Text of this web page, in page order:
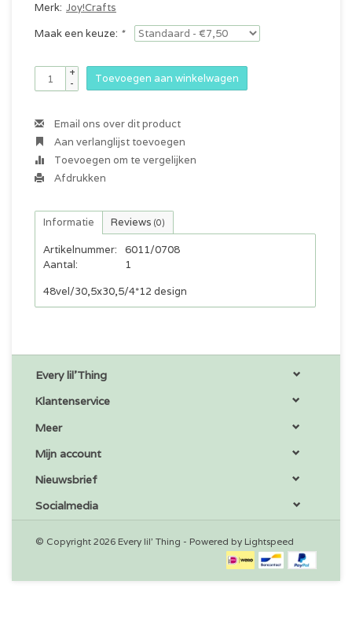
Merk: Joy!Crafts
Maak een keuze: *
+
-
Toevoegen aan winkelwagen
Email ons over dit product
Aan verlanglijst toevoegen
Toevoegen om te vergelijken
Afdrukken
Informatie Reviews (0)
Artikelnummer:
6011/0708
Aantal:
1
48vel/30,5x30,5/4*12 design
Every lil'Thing
Klantenservice
Meer
Mijn account
Nieuwsbrief
Socialmedia
© Copyright 2026 Every lil' Thing - Powered by Lightspeed